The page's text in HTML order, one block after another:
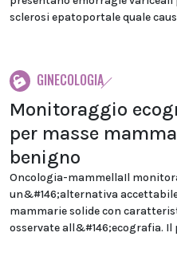
sclerosi epatoportale quale
GINECOLOGIA
Monitoraggio
per masse
benigno
Oncologia-mammellaIl
un&#146;alternativa
mammarie solide con
osservate all&#146;ecografia. Il